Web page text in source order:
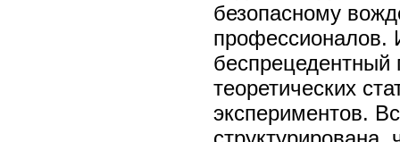
безопасному
профессионалов.
беспрецедентный
теоретических
экспериментов.